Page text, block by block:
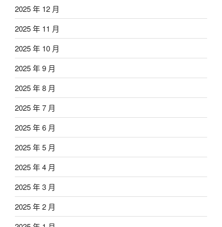
2025 年 12 月
2025 年 11 月
2025 年 10 月
2025 年 9 月
2025 年 8 月
2025 年 7 月
2025 年 6 月
2025 年 5 月
2025 年 4 月
2025 年 3 月
2025 年 2 月